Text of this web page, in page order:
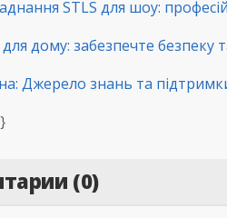
STLS для шоу:
дому: забезпечте безпеку
Джерело знань та
(0)